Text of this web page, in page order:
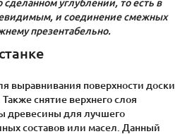
сделанном углублении, то есть в
и соединение смежных
презентабельно.
выравнивания поверхности доски
снятие верхнего слоя
древесины для лучшего
составов или масел. Данный